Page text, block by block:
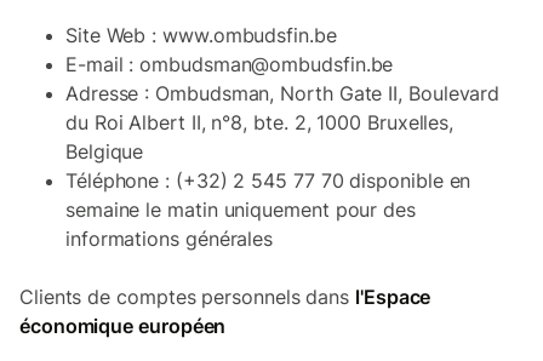
Site Web : www.ombudsfin.be
E-mail : ombudsman@ombudsfin.be
Adresse : Ombudsman, North Gate II, Boulevard
du Roi Albert II, n°8, bte. 2, 1000 Bruxelles,
Belgique
Téléphone : (+32) 2 545 77 70 disponible en
semaine le matin uniquement pour des
informations générales
Clients de comptes personnels dans l'Espace
économique européen